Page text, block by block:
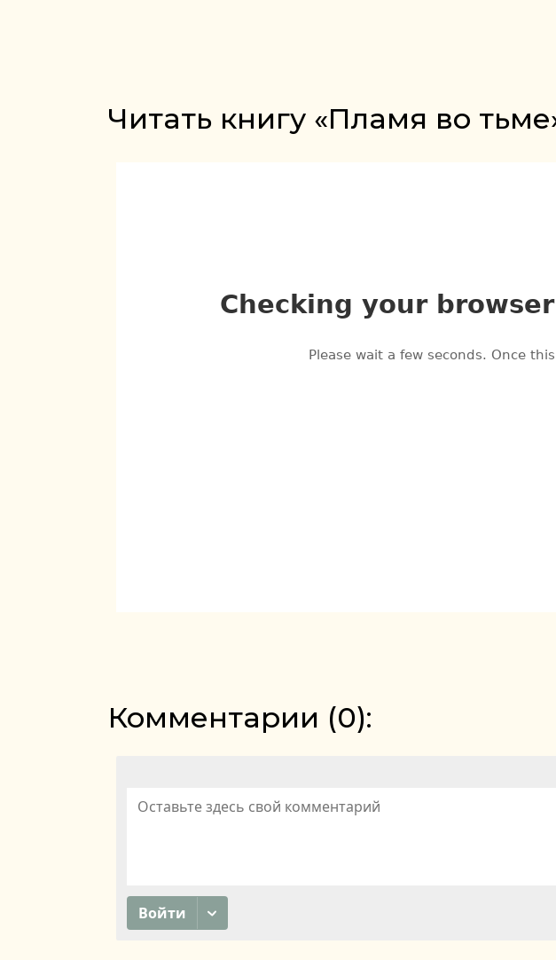
Читать книгу «Пламя во
Комментарии (0):